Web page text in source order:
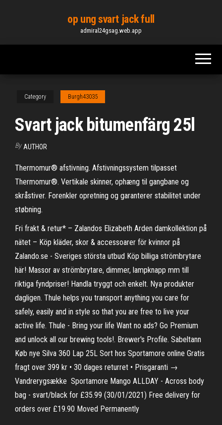
content
op ung svart jack full
admiral24gsag.web.app
Category Burgh43035
Svart jack bitumenfärg 25l
By AUTHOR
Thermomur® afstivning. Afstivningssystem tilpasset
Thermomur®. Vertikale skinner, ophæng til gangbane og
skråstiver. Forenkler opretning og garanterer stabilitet under
støbning.
Fri frakt & retur* – Zalandos Elizabeth Arden damkollektion på
nätet – Köp kläder, skor & accessoarer för kvinnor på
Zalando.se - Sveriges största utbud Köp billiga strömbrytare
här! Massor av strömbrytare, dimmer, lampknapp mm till
riktiga fyndpriser! Handla tryggt och enkelt. Nya produkter
dagligen. Thule helps you transport anything you care for
safely, easily and in style so that you are free to live your
active life. Thule - Bring your life Want no ads? Go Premium
and unlock all our brewing tools!. Brewer's Profile. Sabeltann
Køb nye Silva 360 Lap 25L Sort hos Sportamore online Gratis
fragt over 399 kr • 30 dages returret • Prisgaranti →
Vandrerygsække ️ Sportamore Mango ALLDAY - Across body
bag - svart/black for £35.99 (30/01/2021) Free delivery for
orders over £19.90 Moved Permanently